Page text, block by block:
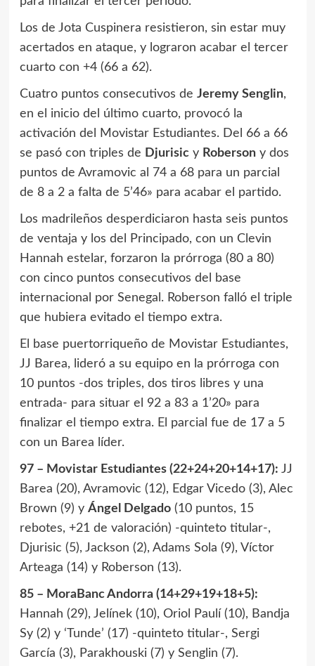
Los de Jota Cuspinera resistieron, sin estar muy
acertados en ataque, y lograron acabar el tercer
cuarto con +4 (66 a 62).
Cuatro puntos consecutivos de Jeremy Senglin,
en el inicio del último cuarto, provocó la
activación del Movistar Estudiantes. Del 66 a 66
se pasó con triples de Djurisicy Robersony dos
puntos de Avramovic al 74 a 68 para un parcial
de 8 a 2 a falta de 5’46» para acabar el partido.
Los madrileños desperdiciaron hasta seis puntos
de ventaja y los del Principado, con un Clevin
Hannah estelar, forzaron la prórroga (80 a 80)
con cinco puntos consecutivos del base
internacional por Senegal. Roberson falló el triple
que hubiera evitado el tiempo extra.
El base puertorriqueño de Movistar Estudiantes,
JJ Barea, lideró a su equipo en la prórroga con
10 puntos -dos triples, dos tiros libres y una
entrada- para situar el 92 a 83 a 1’20» para
finalizar el tiempo extra. El parcial fue de 17 a 5
con un Barea líder.
97 – Movistar Estudiantes (22+24+20+14+17): JJ
Barea (20), Avramovic (12), Edgar Vicedo (3), Alec
Brown (9) y Ángel Delgado(10 puntos, 15
rebotes, +21 de valoración) -quinteto titular-,
Djurisic (5), Jackson (2), Adams Sola (9), Víctor
Arteaga (14) y Roberson (13).
85 – MoraBanc Andorra (14+29+19+18+5):
Hannah (29), Jelínek (10), Oriol Paulí (10), Bandja
Sy (2) y ‘Tunde’ (17) -quinteto titular-, Sergi
García (3), Parakhouski (7) y Senglin (7).